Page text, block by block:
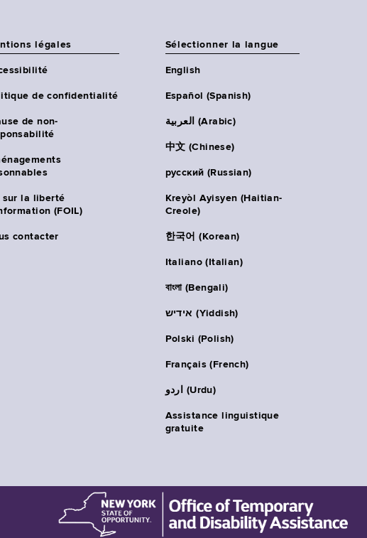
légales
de confidentialité
de non-
sur la liberté
(FOIL)
contacter
Sélectionner la langue
English
Español (Spanish)
العربية (Arabic)
中文 (Chinese)
русский (Russian)
Kreyòl Ayisyen (Haitian-
Creole)
한국어 (Korean)
Italiano (Italian)
বাংলা (Bengali)
אידיש (Yiddish)
Polski (Polish)
Français (French)
اردو (Urdu)
Assistance linguistique
gratuite